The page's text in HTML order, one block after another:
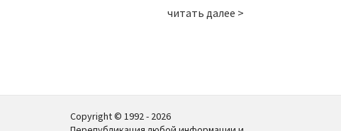
читать далее >
Copyright © 1992 - 2026